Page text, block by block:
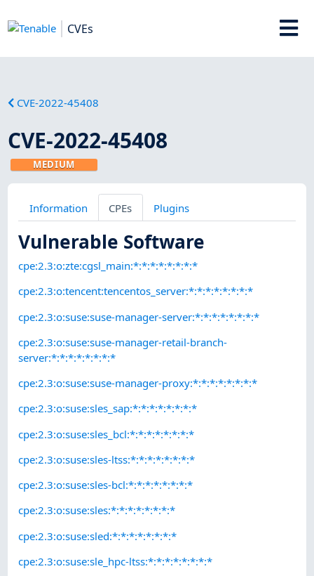
CVEs
CVE-2022-45408
CVE-2022-45408
MEDIUM
Information CPEs Plugins
Vulnerable Software
cpe:2.3:o:zte:cgsl_main:*:*:*:*:*:*:*:*
cpe:2.3:o:tencent:tencentos_server:*:*:*:*:*:*:*:*
cpe:2.3:o:suse:suse-manager-server:*:*:*:*:*:*:*:*
cpe:2.3:o:suse:suse-manager-retail-branch-
server:*:*:*:*:*:*:*:*
cpe:2.3:o:suse:suse-manager-proxy:*:*:*:*:*:*:*:*
cpe:2.3:o:suse:sles_sap:*:*:*:*:*:*:*:*
cpe:2.3:o:suse:sles_bcl:*:*:*:*:*:*:*:*
cpe:2.3:o:suse:sles-ltss:*:*:*:*:*:*:*:*
cpe:2.3:o:suse:sles-bcl:*:*:*:*:*:*:*:*
cpe:2.3:o:suse:sles:*:*:*:*:*:*:*:*
cpe:2.3:o:suse:sled:*:*:*:*:*:*:*:*
cpe:2.3:o:suse:sle_hpc-ltss:*:*:*:*:*:*:*:*